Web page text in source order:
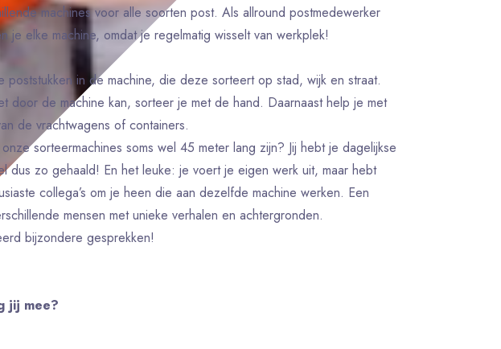
machines voor alle soorten post. Als allround postmedewerker
je elke machine, omdat je regelmatig wisselt van werkplek!
poststukken in de machine, die deze sorteert op stad, wijk en straat.
door de machine kan, sorteer je met de hand. Daarnaast help je met
de vrachtwagens of containers.
sorteermachines soms wel 45 meter lang zijn? Jij hebt je dagelijkse
dus zo gehaald! En het leuke: je voert je eigen werk uit, maar hebt
collega’s om je heen die aan dezelfde machine werken. Een
mensen met unieke verhalen en achtergronden.
bijzondere gesprekken!
jij mee?